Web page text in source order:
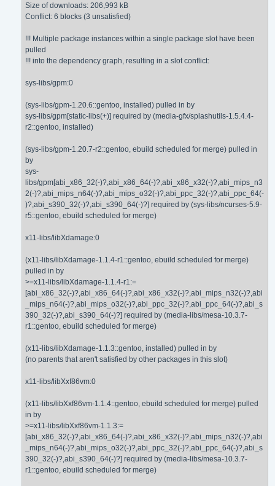
Size of downloads: 206,993 kB
Conflict: 6 blocks (3 unsatisfied)
!!! Multiple package instances within a single package slot have been
pulled
!!! into the dependency graph, resulting in a slot conflict:
sys-libs/gpm:0
(sys-libs/gpm-1.20.6::gentoo, installed) pulled in by
sys-libs/gpm[static-libs(+)] required by (media-gfx/splashutils-1.5.4.4-
r2::gentoo, installed)
(sys-libs/gpm-1.20.7-r2::gentoo, ebuild scheduled for merge) pulled in
by
sys-
libs/gpm[abi_x86_32(-)?,abi_x86_64(-)?,abi_x86_x32(-)?,abi_mips_n3
2(-)?,abi_mips_n64(-)?,abi_mips_o32(-)?,abi_ppc_32(-)?,abi_ppc_64(-
)?,abi_s390_32(-)?,abi_s390_64(-)?] required by (sys-libs/ncurses-5.9-
r5::gentoo, ebuild scheduled for merge)
x11-libs/libXdamage:0
(x11-libs/libXdamage-1.1.4-r1::gentoo, ebuild scheduled for merge)
pulled in by
>=x11-libs/libXdamage-1.1.4-r1:=
[abi_x86_32(-)?,abi_x86_64(-)?,abi_x86_x32(-)?,abi_mips_n32(-)?,abi
_mips_n64(-)?,abi_mips_o32(-)?,abi_ppc_32(-)?,abi_ppc_64(-)?,abi_s
390_32(-)?,abi_s390_64(-)?] required by (media-libs/mesa-10.3.7-
r1::gentoo, ebuild scheduled for merge)
(x11-libs/libXdamage-1.1.3::gentoo, installed) pulled in by
(no parents that aren't satisfied by other packages in this slot)
x11-libs/libXxf86vm:0
(x11-libs/libXxf86vm-1.1.4::gentoo, ebuild scheduled for merge) pulled
in by
>=x11-libs/libXxf86vm-1.1.3:=
[abi_x86_32(-)?,abi_x86_64(-)?,abi_x86_x32(-)?,abi_mips_n32(-)?,abi
_mips_n64(-)?,abi_mips_o32(-)?,abi_ppc_32(-)?,abi_ppc_64(-)?,abi_s
390_32(-)?,abi_s390_64(-)?] required by (media-libs/mesa-10.3.7-
r1::gentoo, ebuild scheduled for merge)